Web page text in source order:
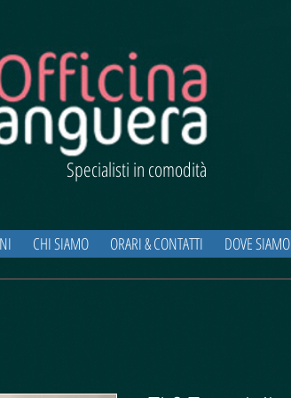
Specialisti in comodità
CHI SIAMO ORARI & CONTATTI DOVE SIAMO